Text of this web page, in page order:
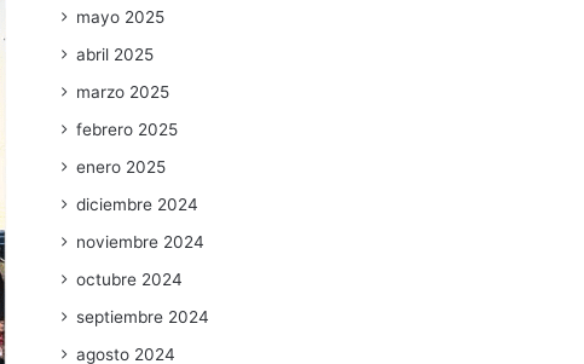
mayo 2025
abril 2025
marzo 2025
febrero 2025
enero 2025
diciembre 2024
noviembre 2024
octubre 2024
septiembre 2024
agosto 2024